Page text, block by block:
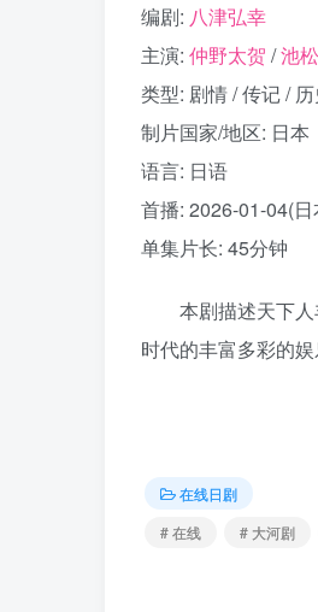
编剧: 八津弘幸
主演: 仲野太贺 /池
类型: 剧情 / 传记 / 历
制片国家/地区: 日本
语言: 日语
首播: 2026-01-04(日
单集片长: 45分钟
本剧描述天下人
时代的丰富多彩的娱
在线日剧
# 在线
# 大河剧